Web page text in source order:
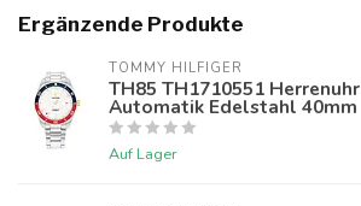
Ergänzende Produkte
TOMMY HILFIGER
TH85 TH1710551 Herrenuhr
Automatik Edelstahl 40mm
Auf Lager